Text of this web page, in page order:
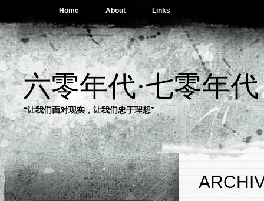
Home About Links
六零年代·七零年代
“让我们面对现实，让我们忠于理想”